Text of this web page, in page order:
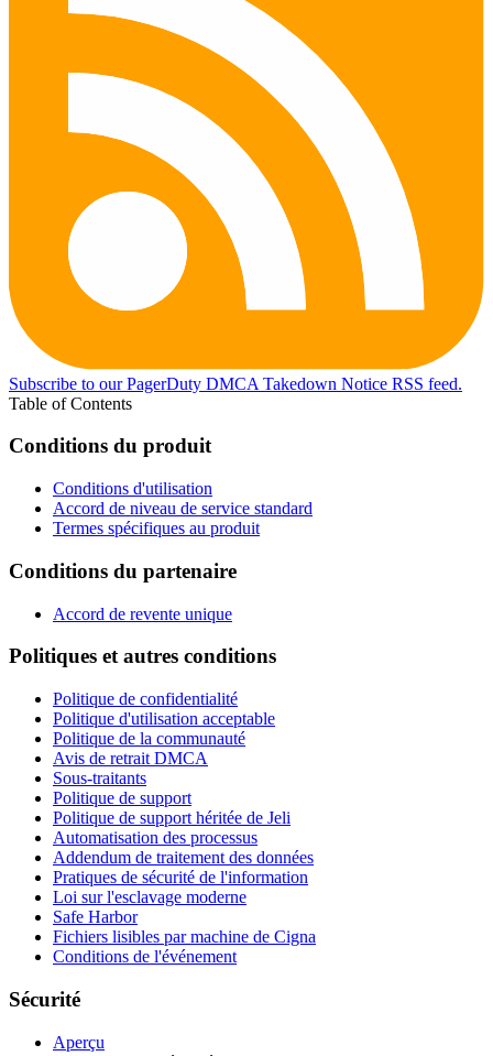
Subscribe to our PagerDuty DMCA Takedown Notice RSS feed.
Table of Contents
Conditions du produit
Conditions d'utilisation
Accord de niveau de service standard
Termes spécifiques au produit
Conditions du partenaire
Accord de revente unique
Politiques et autres conditions
Politique de confidentialité
Politique d'utilisation acceptable
Politique de la communauté
Avis de retrait DMCA
Sous-traitants
Politique de support
Politique de support héritée de Jeli
Automatisation des processus
Addendum de traitement des données
Pratiques de sécurité de l'information
Loi sur l'esclavage moderne
Safe Harbor
Fichiers lisibles par machine de Cigna
Conditions de l'événement
Sécurité
Aperçu